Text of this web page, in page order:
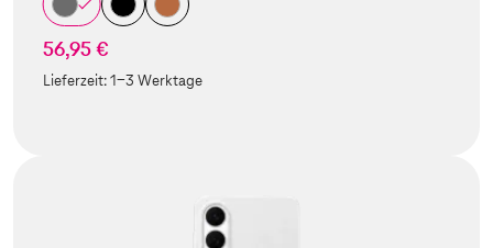
56,95 €
Lieferzeit:1-3 Werktage